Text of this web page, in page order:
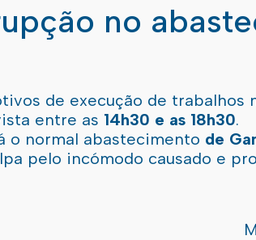
no
de execução de
entre as 14h30 e as 18h30.
o normal abastecimento de
pelo incómodo causado e